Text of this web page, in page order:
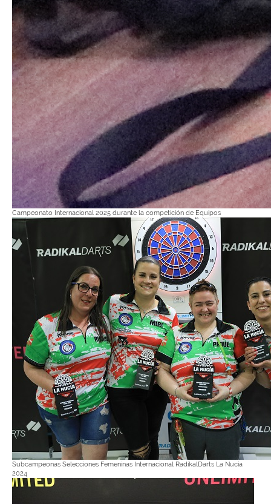
Campeonato Internacional 2025 durante la competición de Equipos
Subcampeonas Selecciones Femeninas Internacional RadikalDarts La Nucía
2024